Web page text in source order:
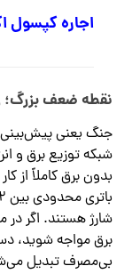
اجاره کپسول
نقطه ضعف
جنگ یعنی
شبکه توزیع برق و
بدون برق کاملاً از
شارژ هستند. اگر
برق مواجه شوید،
بی‌مصرف تبدیل